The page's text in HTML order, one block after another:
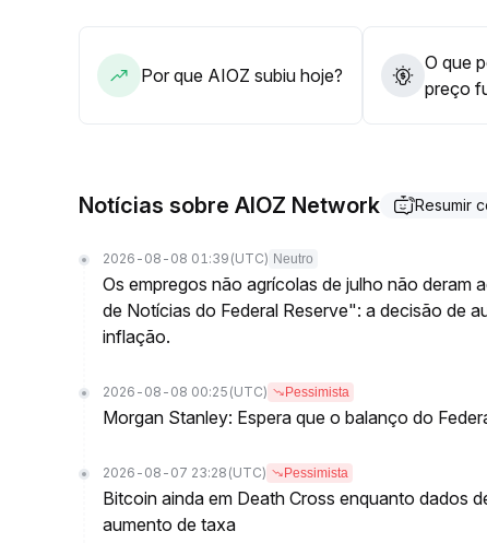
Por que AIOZ subiu hoje?
O que
preço
Notícias sobre AIOZ Network Resumir
2026-08-08 01:39 (UTC) Neutro
Os empregos não agrícolas de julho não deram
de Notícias do Federal Reserve": a decisão de
inflação.
2026-08-08 00:25 (UTC) Pessimista
Morgan Stanley: Espera que o balanço do
2026-08-07 23:28 (UTC) Pessimista
Bitcoin ainda em Death Cross enquanto dados
aumento de taxa